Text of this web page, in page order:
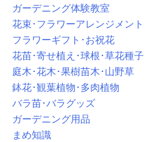
ガーデニング体験教室
花束･フラワーアレンジメント
フラワーギフト･お祝花
花苗･寄せ植え･球根･草花種子
庭木･花木･果樹苗木･山野草
鉢花･観葉植物･多肉植物
バラ苗･バラグッズ
ガーデニング用品
まめ知識